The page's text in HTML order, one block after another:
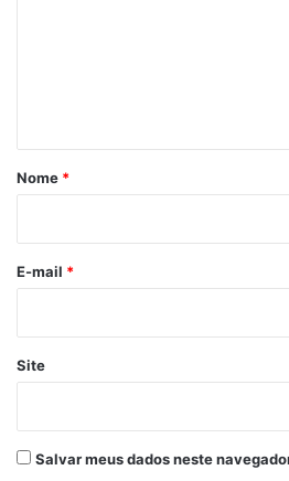
r
*
Nome *
E-mail *
Site
Salvar meus dados neste